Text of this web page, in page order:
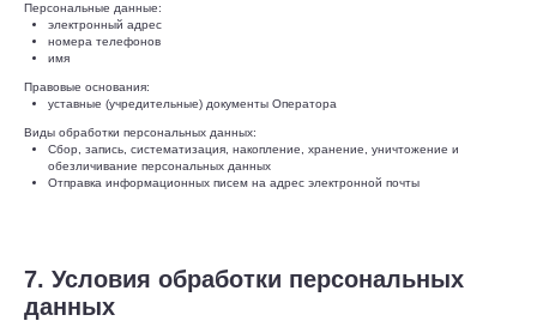
Персональные данные:
электронный адрес
номера телефонов
имя
Правовые основания:
уставные (учредительные) документы Оператора
Виды обработки персональных данных:
Сбор, запись, систематизация, накопление, хранение, уничтожение и
обезличивание персональных данных
Отправка информационных писем на адрес электронной почты
7. Условия обработки персональных
данных